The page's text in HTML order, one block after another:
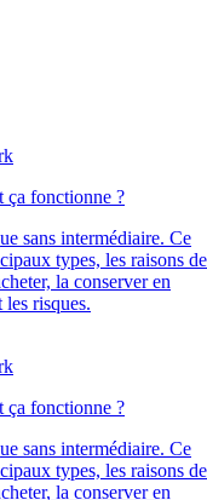
ça fonctionne ?
sans intermédiaire. Ce
types, les raisons de
la conserver en
risques.
ça fonctionne ?
sans intermédiaire. Ce
types, les raisons de
la conserver en